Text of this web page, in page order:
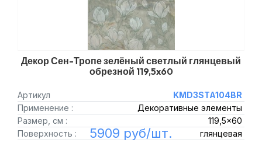
Декор Сен-Тропе зелёный светлый глянцевый
обрезной 119,5x60
Артикул
KMD3STA104BR
Применение :
Декоративные элементы
Размер, см :
119,5x60
Поверхность :
глянцевая
5909 руб/шт.